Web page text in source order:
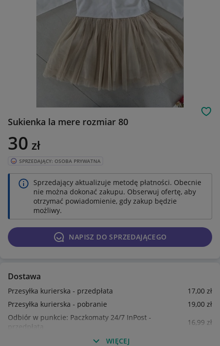
Sukienka la mere rozmiar 80
30 zł
SPRZEDAJĄCY: OSOBA PRYWATNA
Sprzedający aktualizuje metodę płatności. Obecnie
nie można dokonać zakupu. Obserwuj ofertę, aby
otrzymać powiadomienie, gdy zakup będzie
możliwy.
NAPISZ DO SPRZEDAJĄCEGO
Dostawa
Przesyłka kurierska - przedpłata 17,00 zł
Przesyłka kurierska - pobranie
19,00 zł
Odbiór w punkcie: Paczkomaty 24/7 InPost -
przedpłata
16,99 zł
WIĘCEJ